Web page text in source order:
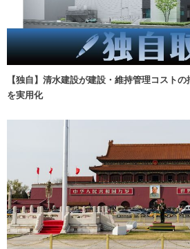
【独自】清水建設が建設・維持管理コスト
を実用化